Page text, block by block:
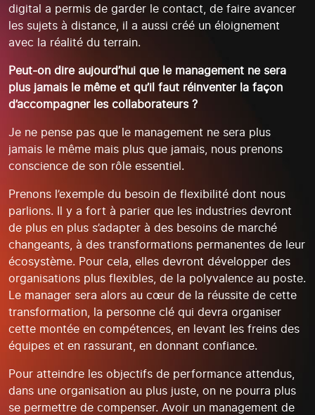
digital a permis de garder le contact, de faire avancer
les sujets à distance, il a aussi créé un éloignement
avec la réalité du terrain.
Peut-on dire aujourd’hui que le management ne sera
plus jamais le même et qu’il faut réinventer la façon
d’accompagner les collaborateurs ?
Je ne pense pas que le management ne sera plus
jamais le même mais plus que jamais, nous prenons
conscience de son rôle essentiel.
Prenons l’exemple du besoin de flexibilité dont nous
parlions. Il y a fort à parier que les industries devront
de plus en plus s’adapter à des besoins de marché
changeants, à des transformations permanentes de leur
écosystème. Pour cela, elles devront développer des
organisations plus flexibles, de la polyvalence au poste.
Le manager sera alors au cœur de la réussite de cette
transformation, la personne clé qui devra organiser
cette montée en compétences, en levant les freins des
équipes et en rassurant, en donnant confiance.
Pour atteindre les objectifs de performance attendus,
dans une organisation au plus juste, on ne pourra plus
se permettre de compenser. Avoir un management de